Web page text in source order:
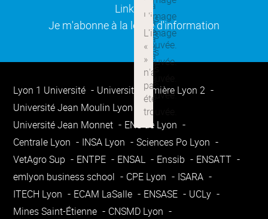
Linkedin
(ouverture dans une
Je m'abonne à la lettre d'information
(ouverture dans une
Lyon 1 Université
Université Lumière Lyon 2
Université Jean Moulin Lyon 3
Université Jean Monnet
ENS de Lyon
Centrale Lyon
INSA Lyon
Sciences Po Lyon
VetAgro Sup
ENTPE ENSAL Enssib
ENSATT
emlyon business school
CPE Lyon
ISARA
ITECH Lyon
ECAM LaSalle ENSASE
UCLy
Mines Saint-Étienne
CNSMD Lyon